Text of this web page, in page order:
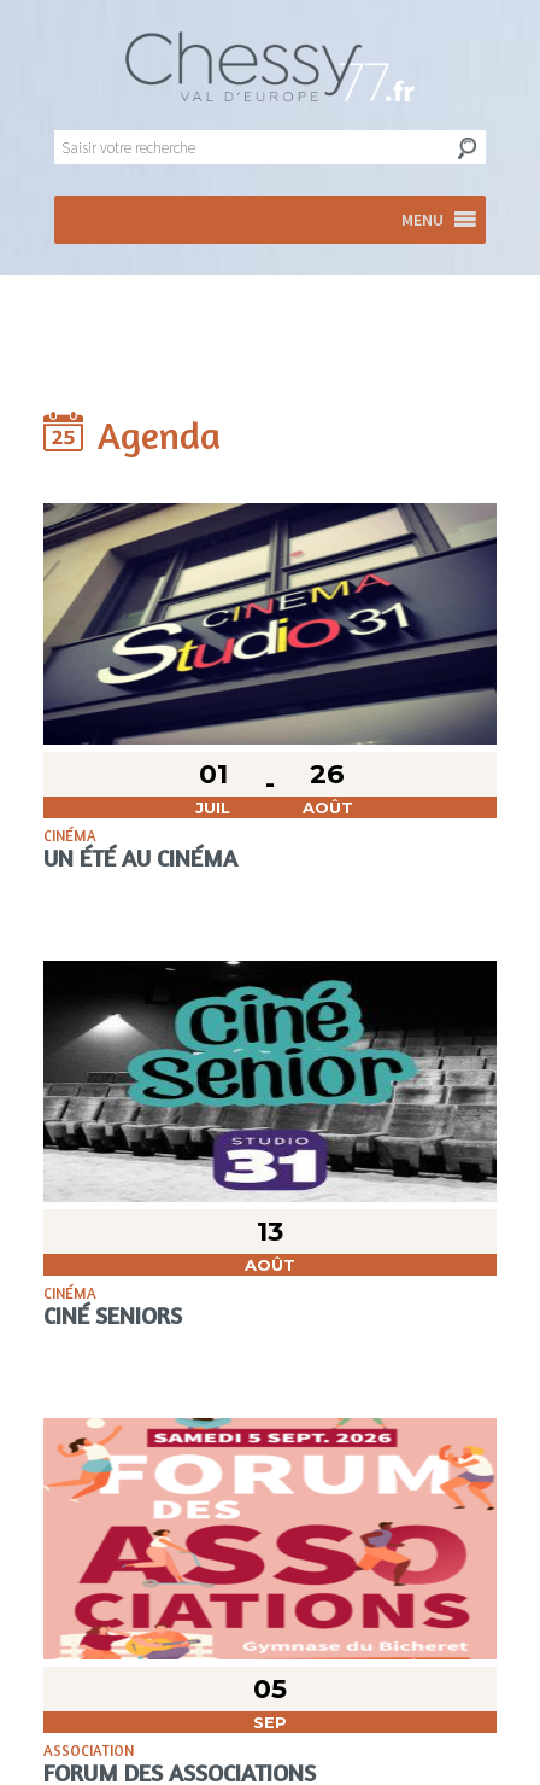
MENU
Agenda
01
JUIL
26
AOÛT
CINÉMA
UN ÉTÉ AU CINÉMA
13
AOÛT
CINÉMA
CINÉ SENIORS
05
SEP
ASSOCIATION
FORUM DES ASSOCIATIONS